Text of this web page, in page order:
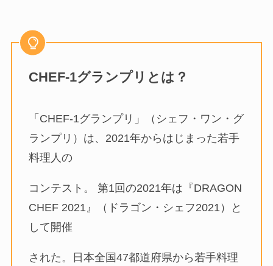
CHEF-1グランプリとは？
「CHEF-1グランプリ」（シェフ・ワン・グ
ランプリ）は、2021年からはじまった若手
料理人の
コンテスト。 第1回の2021年は『DRAGON
CHEF 2021』（ドラゴン・シェフ2021）と
して開催
された。日本全国47都道府県から若手料理